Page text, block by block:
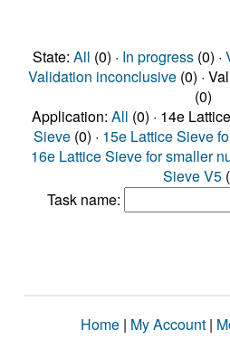
State: All (0) · In progress(0) ·
Validation inconclusive(0) ·
(0)
Application: All (0) · 14e
Sieve (0) · 15e Lattice Sieve
16e Lattice Sieve for smaller
Sieve V5
Task name:
Home | My Account |